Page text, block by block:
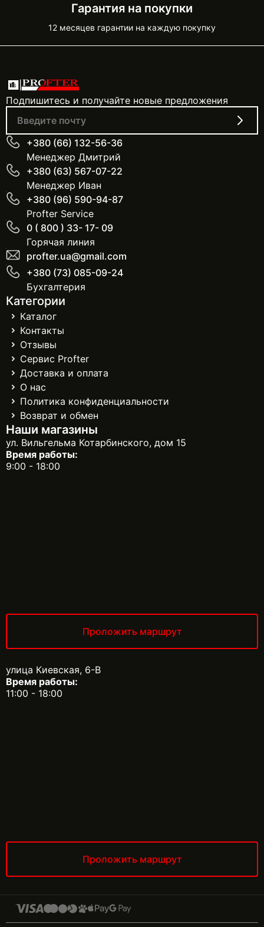
Гарантия на покупки
12 месяцев гарантии на каждую покупку
Подпишитесь и получайте новые предложения
+380 (66) 132-56-36
Менеджер Дмитрий
+380 (63) 567-07-22
Менеджер Иван
+380 (96) 590-94-87
Profter Service
0 ( 800 ) 33- 17- 09
Горячая линия
profter.ua@gmail.com
+380 (73) 085-09-24
Бухгалтерия
Категории
Каталог
Контакты
Отзывы
Сервис Profter
Доставка и оплата
О нас
Политика конфиденциальности
Возврат и обмен
Наши магазины
ул. Вильгельма Котарбинского, дом 15
Время работы:
9:00 - 18:00
Проложить маршрут
улица Киевская, 6-В
Время работы:
11:00 - 18:00
Проложить маршрут